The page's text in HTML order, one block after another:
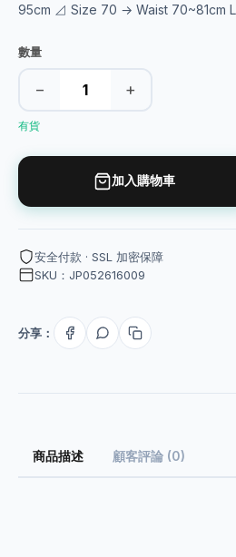
95cm ⊿ Size 70 → Waist 70~81cm
數量
− +
有貨
加入購物車
安全付款 · SSL 加密保障
SKU：JP052616009
分享：
商品描述 顧客評論 (0)